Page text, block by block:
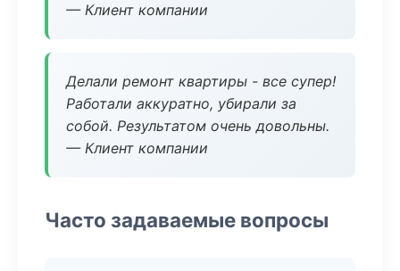
— Клиент компании
Делали ремонт квартиры - все супер!
Работали аккуратно, убирали за
собой. Результатом очень довольны.
— Клиент компании
Часто задаваемые вопросы